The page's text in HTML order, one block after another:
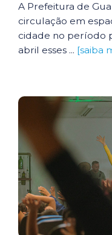
A Prefeitura de
circulação em
cidade no período
abril esses ... [saiba